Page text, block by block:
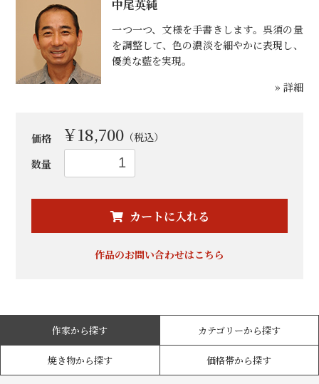
中尾英純
一つ一つ、文様を手書きします。呉須の量
を調整して、色の濃淡を細やかに表現し、
優美な藍を実現。
» 詳細
価格 ￥18,700 （税込）
数量
カートに入れる
作品のお問い合わせはこちら
作家から探す カテゴリーから探す
焼き物から探す 価格帯から探す